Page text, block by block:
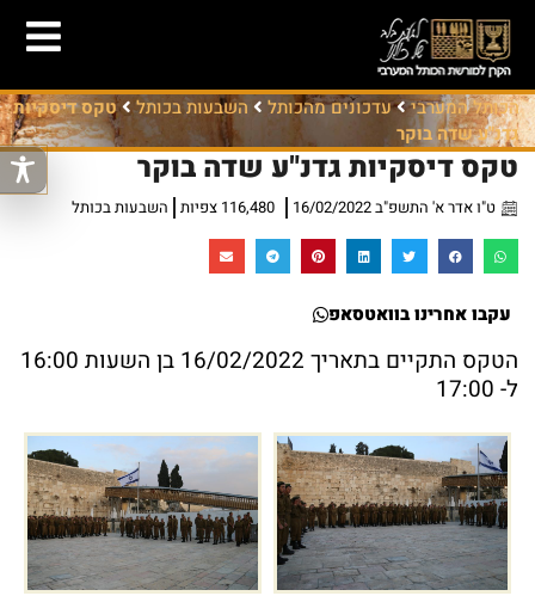
הכותל המערבי עדכונים מהכותל השבעות בכותל
טקס דיסקיות
גדנ"ע שדה בוקר
טקס דיסקיות גדנ"ע שדה בוקר
ט"ו אדר א' התשפ"ב 16/02/2022 116,480 צפיות השבעות בכותל
עקבו אחרינו בוואטסאפ
הטקס התקיים בתאריך 16/02/2022 בן השעות 16:00
ל- 17:00